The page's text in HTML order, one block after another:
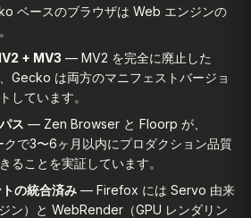
ベースのブラウザは Web エンジンの
+ MV3 — MV2 を完全に廃止した
Gecko は両方のマニフェストバージョ
しています。
ス — Zen Browser と Floorp が、
で3〜6ヶ月以内にプロダクション品質
ることを実証しています。
の統合済み — Firefox には Servo 由来
ン）と WebRender（GPU レンダリン